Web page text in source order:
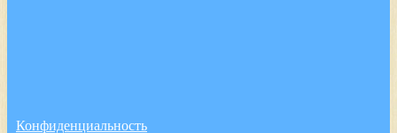
Конфиденциальность